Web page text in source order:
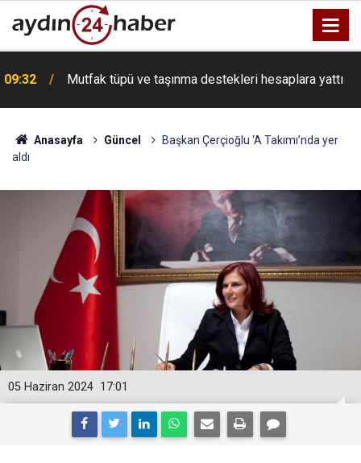
09:32 Mutfak tüpü ve taşınma destekleri hesaplara yattı
Anasayfa Güncel
Başkan Çerçioğlu ‘A Takımı’nda yer
aldı
17:01
05 Haziran 2024